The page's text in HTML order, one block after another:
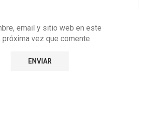
email y sitio web en este
próxima vez que comente